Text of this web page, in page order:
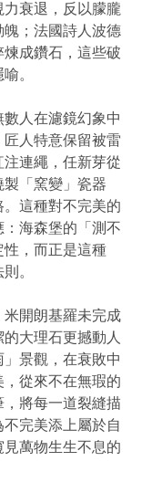
衰退，反以朦朧
；法國詩人波德
成鑽石，這些破
。
人在濾鏡幻象中
人特意保留被雷
連繩，任新芽從
「窯變」瓷器
這種對不完美的
海森堡的「測不
，而正是這種
。
開朗基羅未完成
大理石更撼動人
景觀，在衰敗中
從來不在無瑕的
將每一道裂縫描
完美添上屬於自
萬物生生不息的